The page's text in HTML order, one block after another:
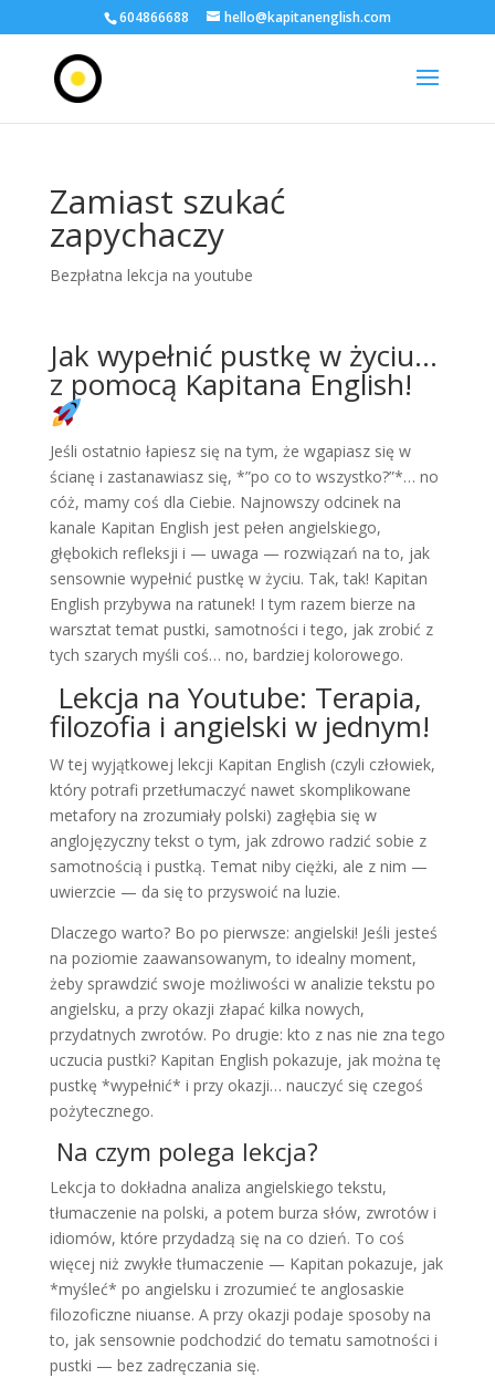
604866688 hello@kapitanenglish.com
Zamiast szukać
zapychaczy
Bezpłatna lekcja na youtube
Jak wypełnić pustkę w życiu…
z pomocą Kapitana English!
Jeśli ostatnio łapiesz się na tym, że wgapiasz się w
ścianę i zastanawiasz się, *”po co to wszystko?”*… no
cóż, mamy coś dla Ciebie. Najnowszy odcinek na
kanale Kapitan English jest pełen angielskiego,
głębokich refleksji i — uwaga — rozwiązań na to, jak
sensownie wypełnić pustkę w życiu. Tak, tak! Kapitan
English przybywa na ratunek! I tym razem bierze na
warsztat temat pustki, samotności i tego, jak zrobić z
tych szarych myśli coś… no, bardziej kolorowego.
Lekcja na Youtube: Terapia,
filozofia i angielski w jednym!
W tej wyjątkowej lekcji Kapitan English (czyli człowiek,
który potrafi przetłumaczyć nawet skomplikowane
metafory na zrozumiały polski) zagłębia się w
anglojęzyczny tekst o tym, jak zdrowo radzić sobie z
samotnością i pustką. Temat niby ciężki, ale z nim —
uwierzcie — da się to przyswoić na luzie.
Dlaczego warto? Bo po pierwsze: angielski! Jeśli jesteś
na poziomie zaawansowanym, to idealny moment,
żeby sprawdzić swoje możliwości w analizie tekstu po
angielsku, a przy okazji złapać kilka nowych,
przydatnych zwrotów. Po drugie: kto z nas nie zna tego
uczucia pustki? Kapitan English pokazuje, jak można tę
pustkę *wypełnić* i przy okazji… nauczyć się czegoś
pożytecznego.
Na czym polega lekcja?
Lekcja to dokładna analiza angielskiego tekstu,
tłumaczenie na polski, a potem burza słów, zwrotów i
idiomów, które przydadzą się na co dzień. To coś
więcej niż zwykłe tłumaczenie — Kapitan pokazuje, jak
*myśleć* po angielsku i zrozumieć te anglosaskie
filozoficzne niuanse. A przy okazji podaje sposoby na
to, jak sensownie podchodzić do tematu samotności i
pustki — bez zadręczania się.